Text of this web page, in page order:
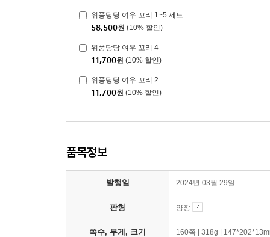
위풍당당 여우 꼬리 1~5 세트
58,500원 (10% 할인)
위풍당당 여우 꼬리 4
11,700원 (10% 할인)
위풍당당 여우 꼬리 2
11,700원 (10% 할인)
품목정보
발행일 2024년 03월 29일
판형 양장
쪽수, 무게, 크기 160쪽 | 318g |